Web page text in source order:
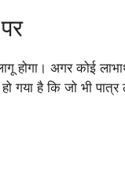
होगा। अगर कोई
गया है कि जो भी पात्र